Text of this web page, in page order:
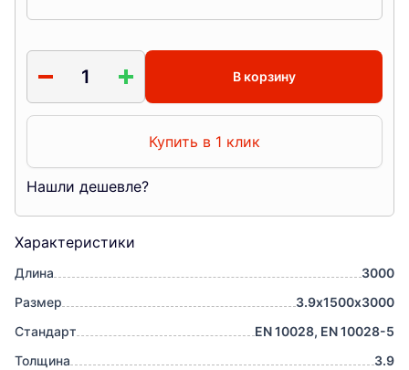
Характеристики
Длина
3000
Размер
3.9х1500х3000
Стандарт
EN 10028, EN 10028-5
Толщина
3.9
В корзину
Купить в 1 клик
Нашли дешевле?